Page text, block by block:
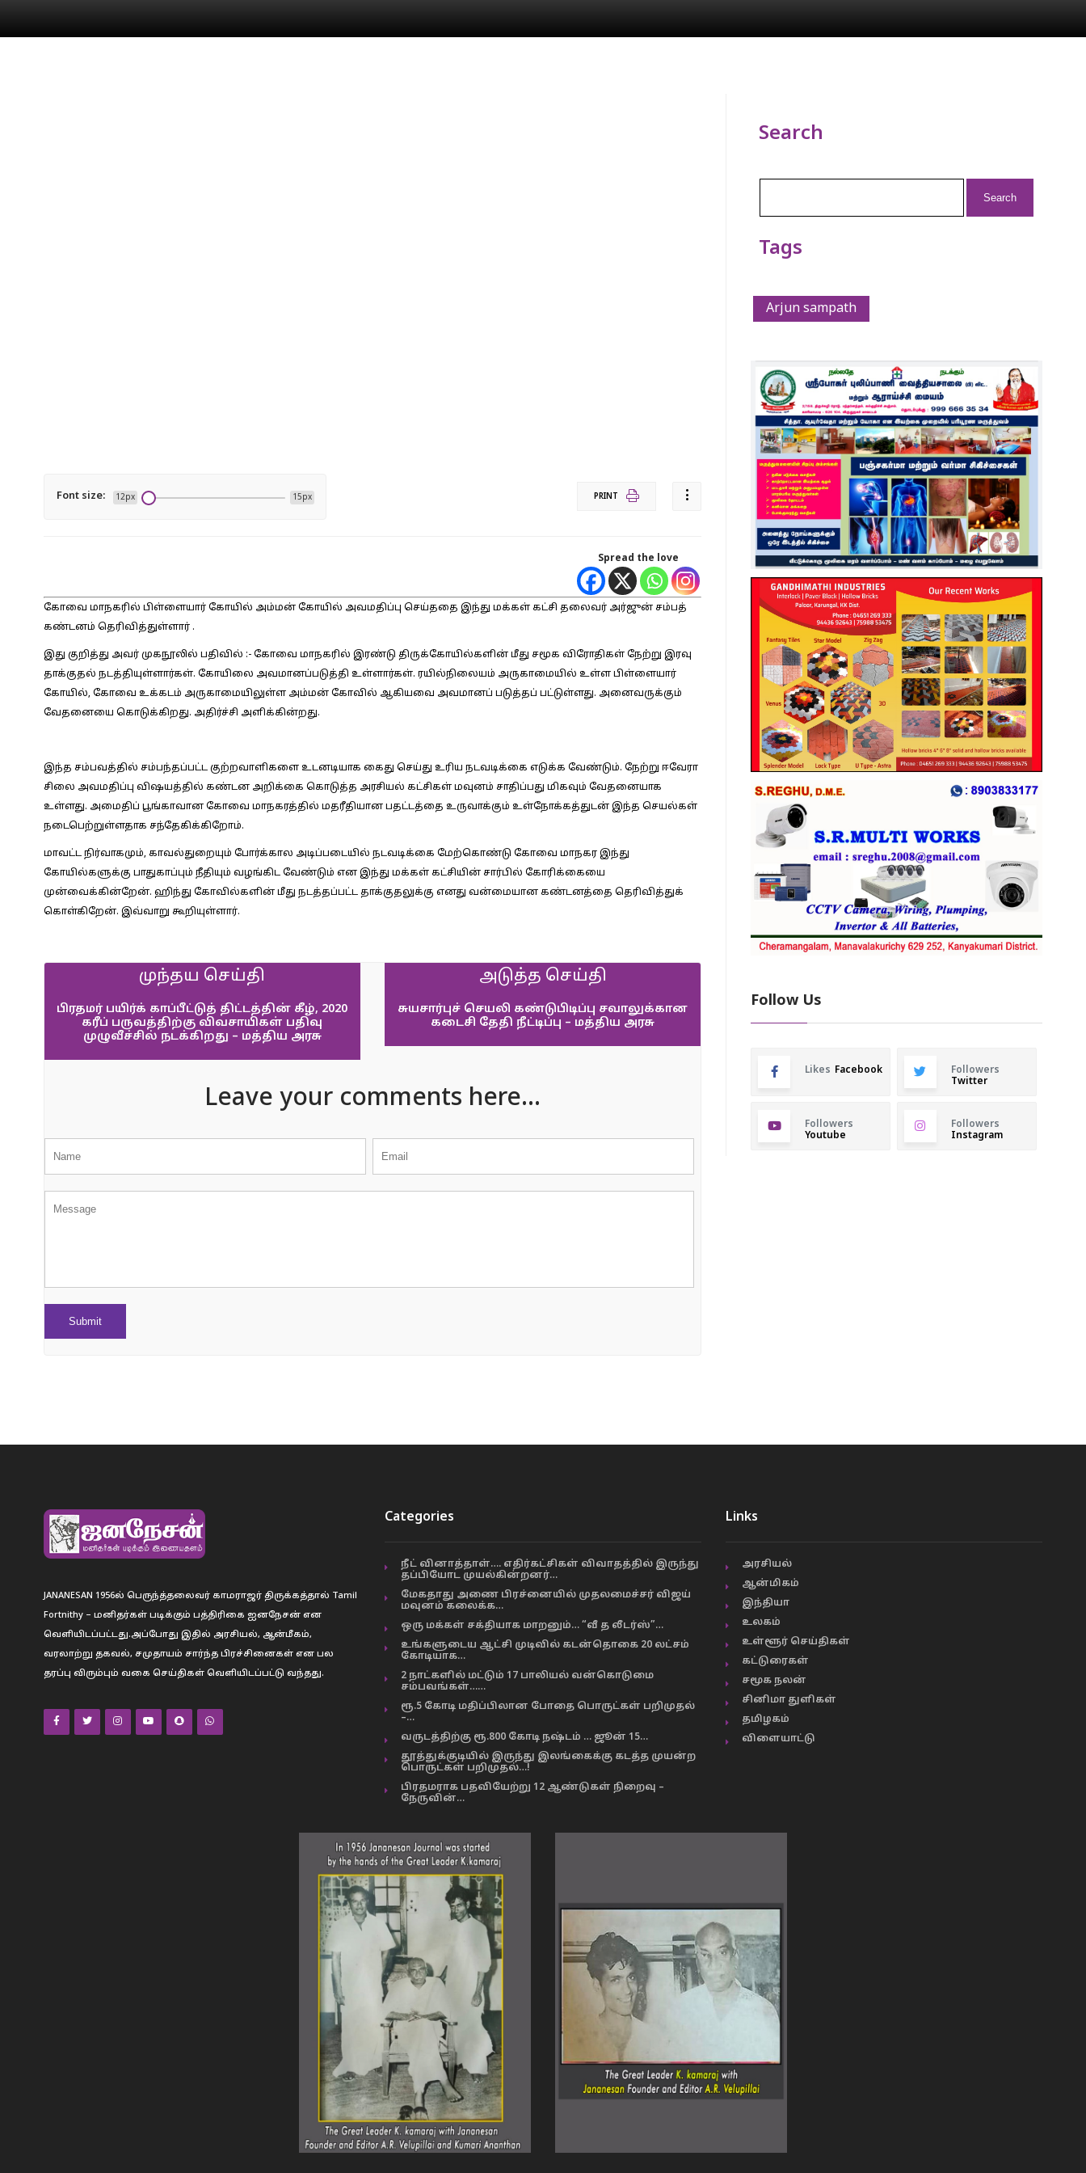
Font size: 12px 15px PRINT
Spread the love
கோவை மாநகரில் பிள்ளையார் கோயில் அம்மன் கோயில் அவமதிப்பு செய்ததை இந்து மக்கள் கட்சி தலைவர் அர்ஜுன் சம்பத்
கண்டனம் தெரிவித்துள்ளார் .
இது குறித்து அவர் முகநூலில் பதிவில் :-கோவை மாநகரில் இரண்டு திருக்கோயில்களின் மீது சமூக விரோதிகள் நேற்று இரவு
தாக்குதல் நடத்தியுள்ளார்கள். கோயிலை அவமானப்படுத்தி உள்ளார்கள். ரயில்நிலையம் அருகாமையில் உள்ள பிள்ளையார்
கோயில், கோவை உக்கடம் அருகாமையிலுள்ள அம்மன் கோவில் ஆகியவை அவமானப் படுத்தப் பட்டுள்ளது. அனைவருக்கும்
வேதனையை கொடுக்கிறது. அதிர்ச்சி அளிக்கின்றது.
இந்த சம்பவத்தில் சம்பந்தப்பட்ட குற்றவாளிகளை உடனடியாக கைது செய்து உரிய நடவடிக்கை எடுக்க வேண்டும். நேற்று ஈவேரா
சிலை அவமதிப்பு விஷயத்தில் கண்டன அறிக்கை கொடுத்த அரசியல் கட்சிகள் மவுனம் சாதிப்பது மிகவும் வேதனையாக
உள்ளது. அமைதிப் பூங்காவான கோவை மாநகரத்தில் மதரீதியான பதட்டத்தை உருவாக்கும் உள்நோக்கத்துடன் இந்த செயல்கள்
நடைபெற்றுள்ளதாக சந்தேகிக்கிறோம்.
மாவட்ட நிர்வாகமும், காவல்துறையும் போர்க்கால அடிப்படையில் நடவடிக்கை மேற்கொண்டு கோவை மாநகர இந்து
கோயில்களுக்கு பாதுகாப்பும் நீதியும் வழங்கிட வேண்டும் என இந்து மக்கள் கட்சியின் சார்பில் கோரிக்கையை
முன்வைக்கின்றேன். ஹிந்து கோவில்களின் மீது நடத்தப்பட்ட தாக்குதலுக்கு எனது வன்மையான கண்டனத்தை தெரிவித்துக்
கொள்கிறேன். இவ்வாறு கூறியுள்ளார்.
முந்தய செய்தி
பிரதமர் பயிர்க் காப்பீட்டுத் திட்டத்தின் கீழ், 2020
கரீப் பருவத்திற்கு விவசாயிகள் பதிவு
முழுவீச்சில் நடக்கிறது – மத்திய அரசு
அடுத்த செய்தி
சுயசார்புச் செயலி கண்டுபிடிப்பு சவாலுக்கான
கடைசி தேதி நீட்டிப்பு – மத்திய அரசு
Leave your comments here...
Search
Tags
Arjun sampath
Follow Us
Likes Facebook
Followers
Twitter
Followers
Youtube
Followers
Instagram
JANANESAN 1956ல் பெருந்த்தலைவர் காமராஜர் திருக்கத்தால் Tamil
Fortnithy – மனிதர்கள் படிக்கும் பத்திரிகை ஐனநேசன் என
வெளியிடப்பட்டது.அப்போது இதில் அரசியல், ஆன்மீகம்,
வரலாற்று தகவல், சமுதாயம் சார்ந்த பிரச்சினைகள் என பல
தரப்பு விரும்பும் வகை செய்திகள் வெளியிடப்பட்டு வந்தது.
Categories
நீட் வினாத்தாள்…. எதிர்கட்சிகள் விவாதத்தில் இருந்து
தப்பியோட முயல்கின்றனர்…
மேகதாது அணை பிரச்னையில் முதலமைச்சர் விஜய்
மவுனம் கலைக்க…
ஒரு மக்கள் சக்தியாக மாறனும்… “வீ த லீடர்ஸ்”…
உங்களுடைய ஆட்சி முடிவில் கடன்தொகை 20 லட்சம்
கோடியாக…
2 நாட்களில் மட்டும் 17 பாலியல் வன்கொடுமை
சம்பவங்கள்……
ரூ.5 கோடி மதிப்பிலான போதை பொருட்கள் பறிமுதல்
–…
வருடத்திற்கு ரூ.800 கோடி நஷ்டம் … ஜூன் 15…
தூத்துக்குடியில் இருந்து இலங்கைக்கு கடத்த முயன்ற
பொருட்கள் பறிமுதல்…!
பிரதமராக பதவியேற்று 12 ஆண்டுகள் நிறைவு –
நேருவின்…
Links
அரசியல்
ஆன்மிகம்
இந்தியா
உலகம்
உள்ளூர் செய்திகள்
கட்டுரைகள்
சமூக நலன்
சினிமா துளிகள்
தமிழகம்
விளையாட்டு